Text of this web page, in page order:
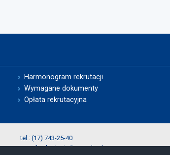
Harmonogram rekrutacji
Wymagane dokumenty
Opłata rekrutacyjna
tel.: (17) 743-25-40
e-mail:rekrutacja@prz.edu.pl